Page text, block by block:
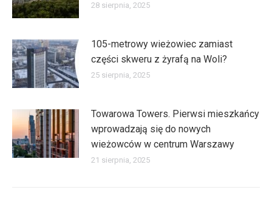
28 sierpnia, 2025
105-metrowy wieżowiec zamiast
części skweru z żyrafą na Woli?
25 sierpnia, 2025
Towarowa Towers. Pierwsi mieszkańcy
wprowadzają się do nowych
wieżowców w centrum Warszawy
21 sierpnia, 2025